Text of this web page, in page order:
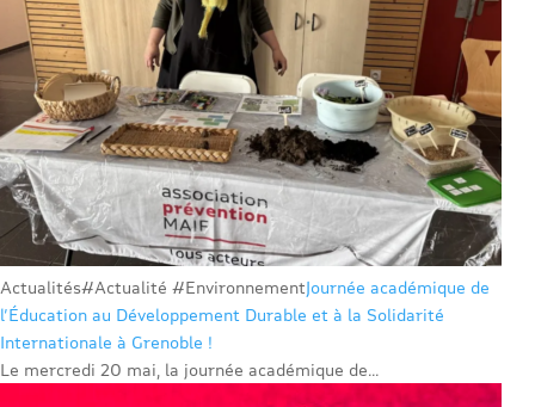
Actualités#Actualité #EnvironnementJournée académique de
l’Éducation au Développement Durable et à la Solidarité
Internationale à Grenoble !
Le mercredi 20 mai, la journée académique de...